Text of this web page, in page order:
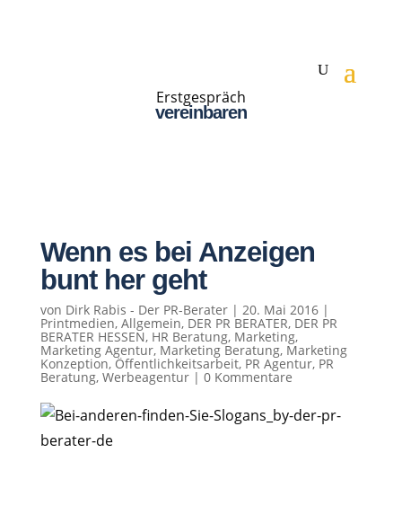
Erstgespräch
vereinbaren
Wenn es bei Anzeigen
bunt her geht
von Dirk Rabis - Der PR-Berater| 20. Mai 2016|
Printmedien, Allgemein, DER PR BERATER, DER PR
BERATER HESSEN, HR Beratung, Marketing,
Marketing Agentur, Marketing Beratung, Marketing
Konzeption,Öffentlichkeitsarbeit, PR Agentur, PR
Beratung, Werbeagentur| 0 Kommentare